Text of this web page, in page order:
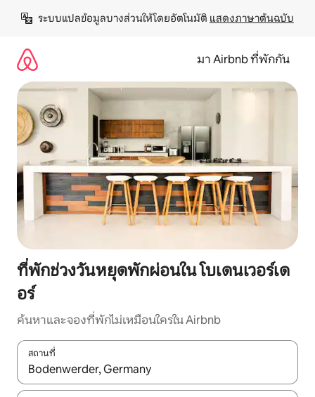
เนื้อหา
ระบบแปลข้อมูลบางส่วนให้โดยอัตโนมัติ แสดงภาษาต้นฉบับ
มา Airbnb ที่พักกัน
ที่พักช่วงวันหยุดพักผ่อนใน โบเดนเวอร์เด
อร์
ค้นหาและจองที่พักไม่เหมือนใครใน Airbnb
สถานที่
ใช้ลูกศรขึ้นลง หรือใช้การสัมผัสหรือปัด เพื่อสำรวจผลการค้นหา